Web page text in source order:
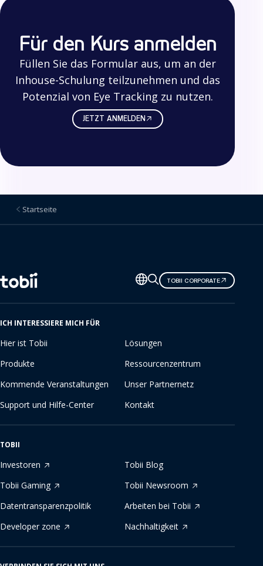
Für den Kurs anmelden
Füllen Sie das Formular aus, um an der
Inhouse-Schulung teilzunehmen und das
Potenzial von Eye Tracking zu nutzen.
JETZT ANMELDEN
Startseite
Sprache
ändern
TOBII CORPORATE
ICH INTERESSIERE MICH FÜR
Hier ist Tobii
Lösungen
Produkte
Ressourcenzentrum
Kommende Veranstaltungen
Unser Partnernetz
Support und Hilfe-Center
Kontakt
TOBII
Investoren
Tobii Blog
Tobii Gaming
Tobii Newsroom
Datentransparenzpolitik
Arbeiten bei Tobii
Developer zone
Nachhaltigkeit